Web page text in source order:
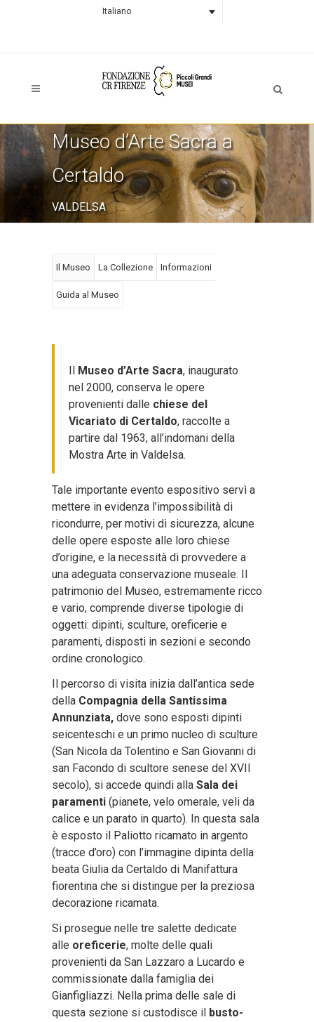
Italiano
Museo d’Arte Sacra a
Certaldo
VALDELSA
Il Museo La Collezione Informazioni
Guida al Museo
Il Museo d’Arte Sacra, inaugurato
nel 2000, conserva le opere
provenienti dalle chiese del
Vicariato di Certaldo, raccolte a
partire dal 1963, all’indomani della
Mostra Arte in Valdelsa.
Tale importante evento espositivo servì a
mettere in evidenza l’impossibilità di
ricondurre, per motivi di sicurezza, alcune
delle opere esposte alle loro chiese
d’origine, e la necessità di provvedere a
una adeguata conservazione museale. Il
patrimonio del Museo, estremamente ricco
e vario, comprende diverse tipologie di
oggetti: dipinti, sculture, oreficerie e
paramenti, disposti in sezioni e secondo
ordine cronologico.
Il percorso di visita inizia dall’antica sede
della Compagnia della Santissima
Annunziata, dove sono esposti dipinti
seicenteschi e un primo nucleo di sculture
(San Nicola da Tolentino e San Giovanni di
san Facondo di scultore senese del XVII
secolo), si accede quindi alla Sala dei
paramenti (pianete, velo omerale, veli da
calice e un parato in quarto). In questa sala
è esposto il Paliotto ricamato in argento
(tracce d’oro) con l’immagine dipinta della
beata Giulia da Certaldo di Manifattura
fiorentina che si distingue per la preziosa
decorazione ricamata.
Si prosegue nelle tre salette dedicate
alle oreficerie, molte delle quali
provenienti da San Lazzaro a Lucardo e
commissionate dalla famiglia dei
Gianfigliazzi. Nella prima delle sale di
questa sezione si custodisce il busto-